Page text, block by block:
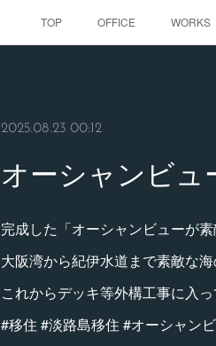
TOP OFFICE WORKS
2025.08.23 00:12
オーシャンビュ
完成した「オーシャンビューが
大阪湾から紀伊水道まで素敵な
これからデッキ等外構工事に入
#移住 #淡路島移住 #オーシャン